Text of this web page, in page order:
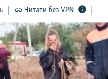
Читати без VPN